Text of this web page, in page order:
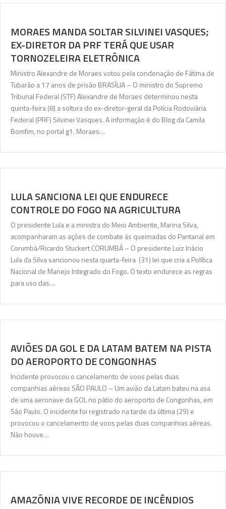
MORAES MANDA SOLTAR SILVINEI VASQUES;
EX-DIRETOR DA PRF TERÁ QUE USAR
TORNOZELEIRA ELETRÔNICA
Ministro Alexandre de Moraes votou pela condenação de Fátima de
Tubarão a 17 anos de prisão BRASÍLIA – O ministro do Supremo
Tribunal Federal (STF) Alexandre de Moraes determinou nesta
quinta-feira (8) a soltura do ex-diretor-geral da Polícia Rodoviária
Federal (PRF) Silvinei Vasques. A informação é do Blog da Camila
Bomfim, no portal g1. Moraes…
LULA SANCIONA LEI QUE ENDURECE
CONTROLE DO FOGO NA AGRICULTURA
O presidente Lula e a ministra do Meio Ambiente, Marina Silva,
acompanharam as ações de combate às queimadas do Pantanal em
Corumbá/Ricardo Stuckert CORUMBÁ – O presidente Luiz Inácio
Lula da Silva sancionou nesta quarta-feira (31) lei que cria a Política
Nacional de Manejo Integrado do Fogo. O texto endurece as regras
para uso das…
AVIÕES DA GOL E DA LATAM BATEM NA PISTA
DO AEROPORTO DE CONGONHAS
Incidente provocou o cancelamento de voos pelas duas
companhias aéreas SÃO PAULO – Um avião da Latam bateu na asa
de uma aeronave da GOL no pátio do aeroporto de Congonhas, em
São Paulo. O incidente foi registrado na tarde da última (29) e
provocou o cancelamento de voos pelas duas companhias aéreas.
Não houve…
AMAZÔNIA VIVE RECORDE DE INCÊNDIOS